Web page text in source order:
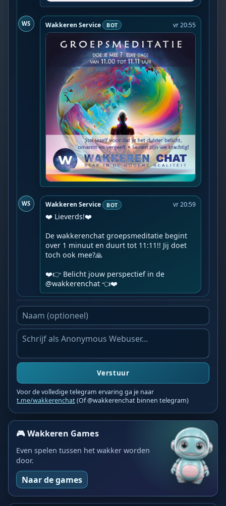
WS Wakkeren Service BOT vr 20:55
WS Wakkeren Service BOT vr 20:59
❤️ Lieverds!❤️
De wakkerenchat groepsmeditatie begint
over 1 minuut en duurt tot 11:11!! Jij doet
toch ook mee?🙏
❤️👉 Belicht jouw perspectief in de
@wakkerenchat 👈❤️️
Verstuur
Voor de volledige telegram ervaring ga je naar
t.me/wakkerenchat(Of @wakkerenchat binnen telegram)
🎮 Wakkeren Games
Even spelen tussen het wakker worden
door.
Naar de games